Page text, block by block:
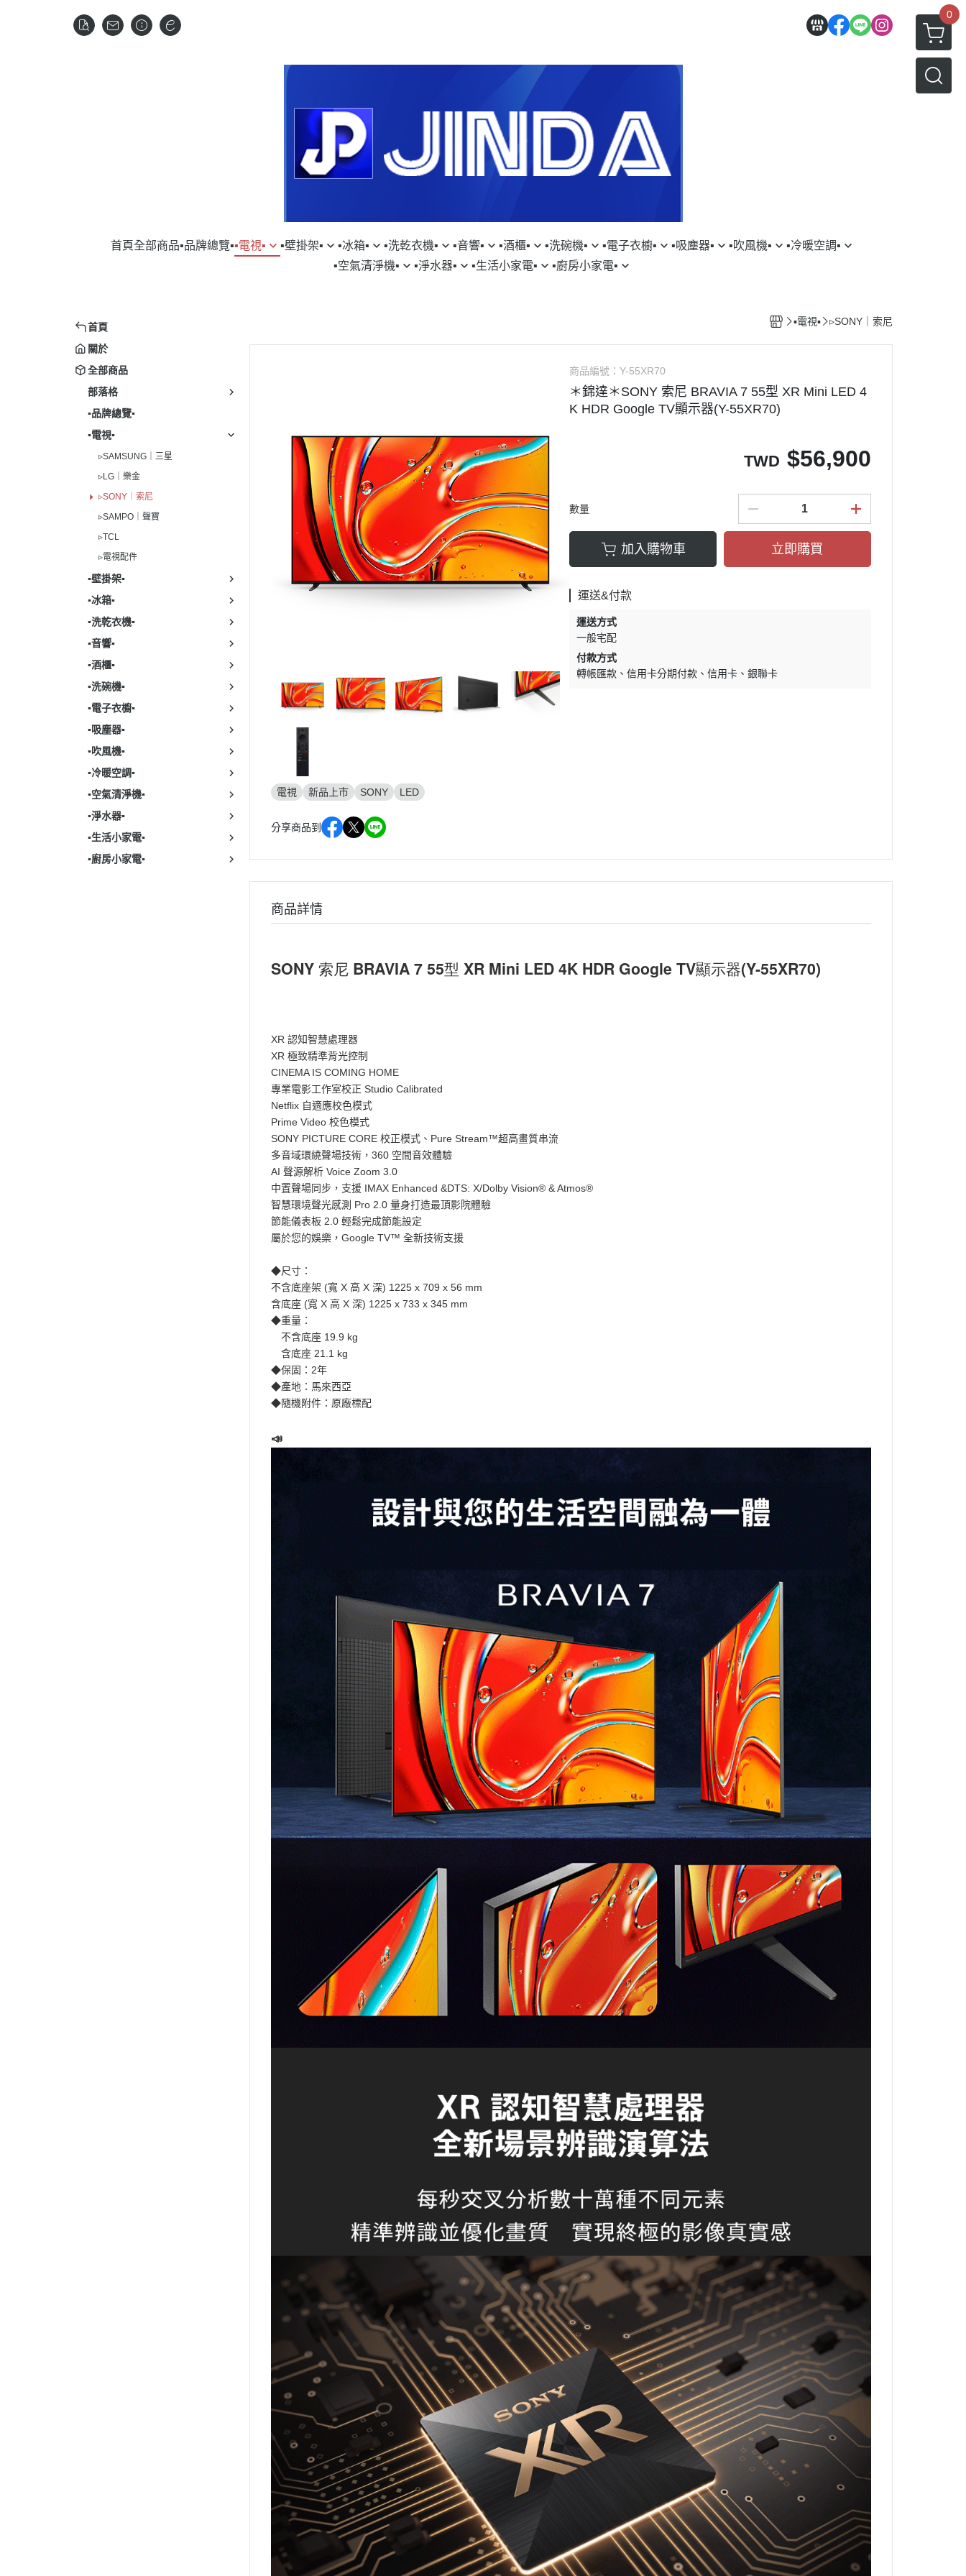
0
首頁全部商品▪︎品牌總覽▪︎▪︎電視▪︎
▹SAMPO｜聲寶
▪︎壁掛架▪︎ ▪︎冰箱▪︎
▹PANASONIC｜國際牌
▹BLOMBERG｜博朗格
▹冰箱配件
▹SAMPO｜聲寶
▪︎洗乾衣機▪︎
▹PANASONIC｜國際牌
▹SAMPO｜聲寶
▹洗乾衣機配件
▪︎音響▪︎ ▪︎酒櫃▪︎ ▪︎洗碗機▪︎
▹BOSCH｜博世
▹WHIRLPOOL｜惠而浦
▹FISHERPAYKEL｜菲雪品克
▪︎電子衣櫥▪︎ ▪︎吸塵器▪︎
▹LG｜樂金
▹Karcher｜德國凱馳
▹Shark Ninja ｜鯊魚忍者
▹吸塵器配件
▪︎吹風機▪︎ ▪︎冷暖空調▪︎
▪︎空氣清淨機▪︎
▹LG｜樂金
▪︎淨水器▪︎ ▪︎生活小家電▪︎
▹SAMSUNG｜三星
▹WHIRLPOOL｜惠而浦
▹Karcher｜德國凱馳
▹Shark Ninja ｜鯊魚忍者
▹配件 / 耗材
▪︎廚房小家電▪︎
▹LG｜樂金
▹VERMICULAR｜日本鑄鐵鍋
▹MAGIMIX｜法國食物處理機
▹Sodastram｜氣泡水機
▹Shark Ninja ｜
▹OXO｜紐約生活餐廚
首頁
關於
全部商品
部落格
▪︎品牌總覽▪︎
▪︎電視▪︎
▹SAMSUNG｜三星
▹LG｜樂金
▹SONY｜索尼
▹SAMPO｜聲寶
▹TCL
▹電視配件
▪︎壁掛架▪︎
▪︎冰箱▪︎
▪︎洗乾衣機▪︎
▪︎音響▪︎
▪︎酒櫃▪︎
▪︎洗碗機▪︎
▪︎電子衣櫥▪︎
▪︎吸塵器▪︎
▪︎吹風機▪︎
▪︎冷暖空調▪︎
▪︎空氣清淨機▪︎
▪︎淨水器▪︎
▪︎生活小家電▪︎
▪︎廚房小家電▪︎
▪︎電視▪︎ ▹SONY｜索尼
電視 新品上市 SONY LED
分享商品到
商品編號：Y-55XR70
＊錦達＊SONY 索尼 BRAVIA 7 55型 XR Mini LED 4
K HDR Google TV顯示器(Y-55XR70)
TWD $56,900
數量
加入購物車 立即購買
運送&付款
運送方式
一般宅配
付款方式
轉帳匯款
信用卡分期付款 信用卡 銀聯卡
商品詳情
SONY 索尼 BRAVIA 7 55型 XR Mini LED 4K HDR Google TV顯示器(Y-55XR70)
XR 認知智慧處理器
XR 極致精準背光控制
CINEMA IS COMING HOME
專業電影工作室校正 Studio Calibrated
Netflix 自適應校色模式
Prime Video 校色模式
SONY PICTURE CORE 校正模式、Pure Stream™超高畫質串流
多音域環繞聲場技術，360 空間音效體驗
AI 聲源解析 Voice Zoom 3.0
中置聲場同步，支援 IMAX Enhanced &DTS: X/Dolby Vision® & Atmos®
智慧環境聲光感測 Pro 2.0 量身打造最頂影院體驗
節能儀表板 2.0 輕鬆完成節能設定
屬於您的娛樂，Google TV™ 全新技術支援
◆尺寸：
不含底座架 (寬 X 高 X 深) 1225 x 709 x 56 mm
含底座 (寬 X 高 X 深) 1225 x 733 x 345 mm
◆重量：
不含底座 19.9 kg
含底座 21.1 kg
◆保固：2年
◆產地：馬來西亞
◆隨機附件：原廠標配
📣